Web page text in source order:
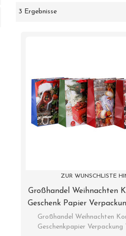
3 Ergebnisse
ZUR WUNSCHLISTE
Großhandel Weihnachten
Geschenk Papier
In Tongle
Großhandel Weihnachten
Geschenkpapier Verpackung